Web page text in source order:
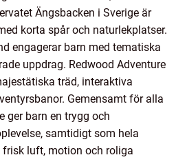
Ängsbacken i Sverige är
korta spår och naturlekplatser.
engagerar barn med tematiska
uppdrag. Redwood Adventure
träd, interaktiva
Gemensamt för alla
ger barn en trygg och
samtidigt som hela
luft, motion och roliga